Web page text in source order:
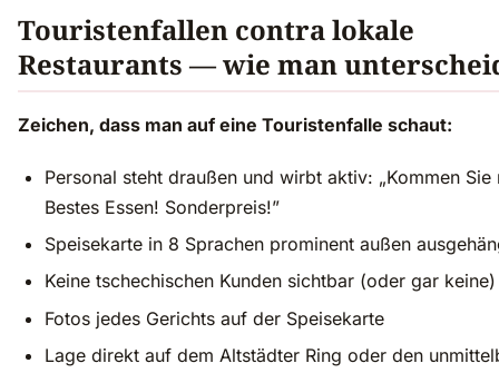
Touristenfallen contra lokale
Restaurants — wie man
Zeichen, dass man auf eine Touristenfalle schaut:
Personal steht draußen und wirbt aktiv: „Kommen Sie
Bestes Essen! Sonderpreis!”
Speisekarte in 8 Sprachen prominent außen
Keine tschechischen Kunden sichtbar (oder gar keine)
Fotos jedes Gerichts auf der Speisekarte
Lage direkt auf dem Altstädter Ring oder den